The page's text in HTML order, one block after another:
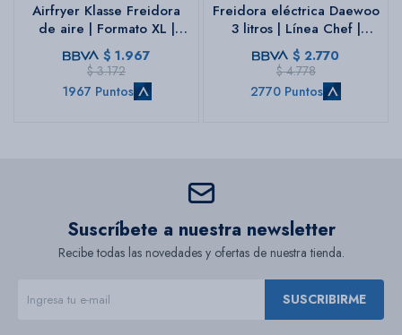
Airfryer Klasse Freidora
de aire | Formato XL |
Color gris
$ 1.967
$ 3.172
1967 Puntos
Freidora eléctrica Daewoo
3 litros | Línea Chef |
Frituras profesionales
$ 2.770
$ 4.778
2770 Puntos
Suscríbete a nuestra newsletter
Recibe todas las novedades y ofertas de nuestra tienda.
SUSCRIBIRME